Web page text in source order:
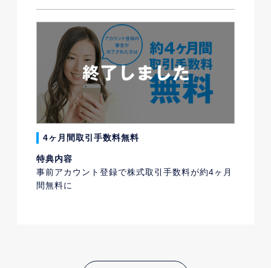
4ヶ月間取引手数料無料
特典内容
事前アカウント登録で株式取引手数料が約4ヶ月
間無料に